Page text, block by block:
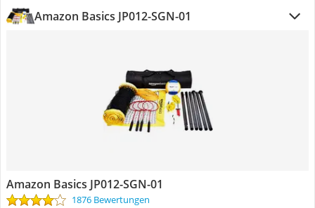
Amazon Basics JP012-SGN-01
Amazon Basics JP012-SGN-01
1876 Bewertungen